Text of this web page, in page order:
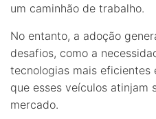
um caminhão de trabalho.
No entanto, a adoção
desafios, como a
tecnologias mais eficientes
que esses veículos atinjam
mercado.